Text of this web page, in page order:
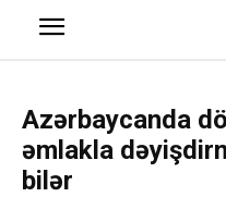
Azərbaycanda
əmlakla
bilər